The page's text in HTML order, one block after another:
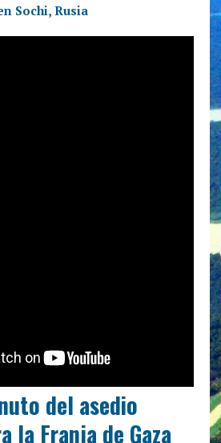
Sochi, Rusia
del asedio
la Franja de Gaza